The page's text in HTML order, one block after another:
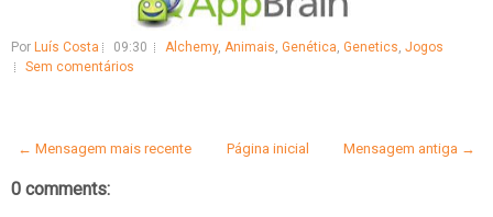
Por Luís Costa 09:30 Alchemy, Animais, Genética, Genetics, Jogos
Sem comentários
← Mensagem mais recente Mensagem antiga →
Página inicial
0 comments: